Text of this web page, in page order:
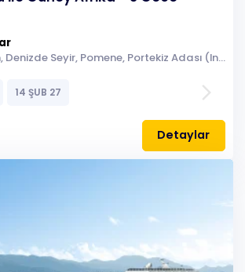
Durban, Denizde Seyir, Pomene, Portekiz Adası (Inhaca Archipelago), Denizde Seyir, Durban
14 ŞUB 27 arrow_forward_ios
Detaylar